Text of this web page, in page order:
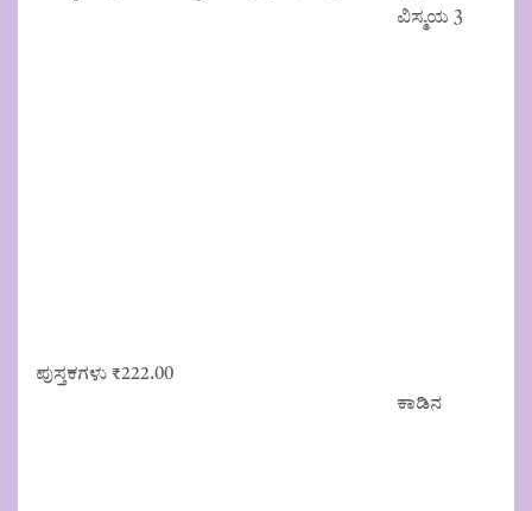
price
price
ವಿಸ್ಮಯ 3
ಪುಸ್ತಕಗಳು ₹222.00
ಕಾಡಿನ